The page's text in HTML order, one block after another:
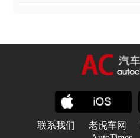
联系我们 老虎车网